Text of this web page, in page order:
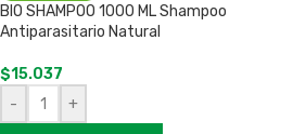
BIO SHAMPOO 1000 ML Shampoo
Antiparasitario Natural
$15.037
-
+